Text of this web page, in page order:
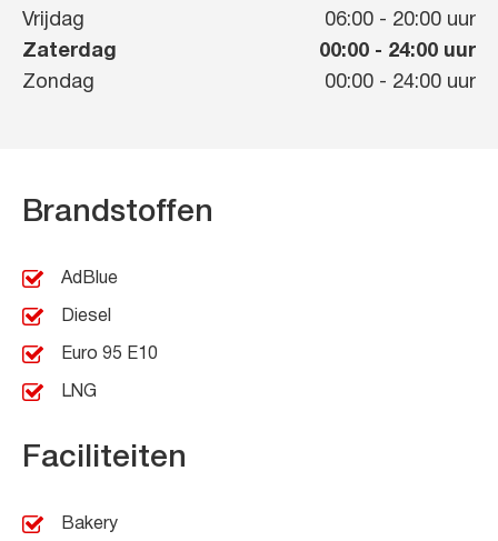
Vrijdag
06:00 - 20:00 uur
Zaterdag
00:00 - 24:00 uur
Zondag
00:00 - 24:00 uur
Brandstoffen
AdBlue
Diesel
Euro 95 E10
LNG
Faciliteiten
Bakery